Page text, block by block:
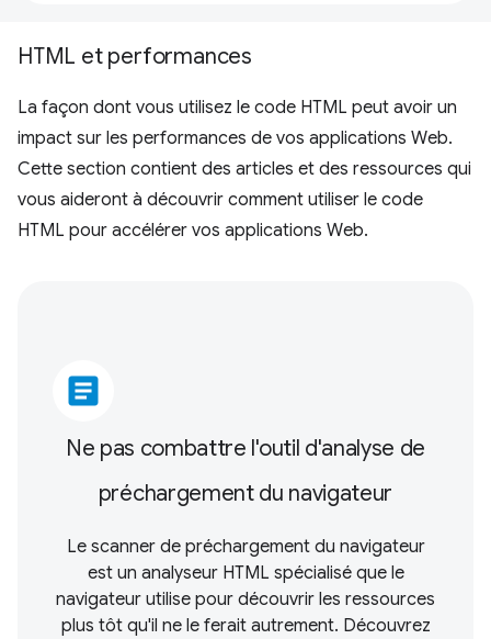
HTML et performances
La façon dont vous utilisez le code HTML peut avoir un
impact sur les performances de vos applications Web.
Cette section contient des articles et des ressources qui
vous aideront à découvrir comment utiliser le code
HTML pour accélérer vos applications Web.
article
Ne pas combattre l'outil d'analyse de
préchargement du navigateur
Le scanner de préchargement du navigateur
est un analyseur HTML spécialisé que le
navigateur utilise pour découvrir les ressources
plus tôt qu'il ne le ferait autrement. Découvrez